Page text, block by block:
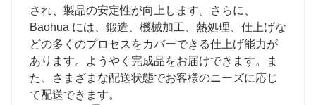
され、製品の安定性が向上します。さらに、
Baohua には、鍛造、機械加工、熱処理、仕上げな
どの多くのプロセスをカバーできる仕上げ能力が
あります。ようやく完成品をお届けできます。ま
た、さまざまな配送状態でお客様のニーズに応じ
て配送できます。